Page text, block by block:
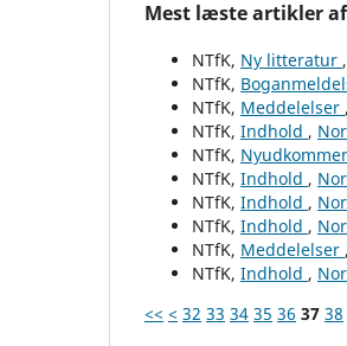
Mest læste artikler
NTfK, Ny litteratur ,
NTfK,
NTfK, Meddelelser ,
NTfK, Indhold ,
NTfK,
NTfK, Indhold ,
NTfK, Indhold ,
NTfK, Indhold ,
NTfK, Meddelelser ,
NTfK, Indhold ,
<< < 32 33 34 35 36 37 38